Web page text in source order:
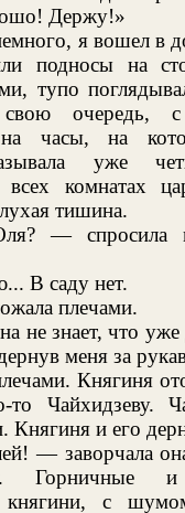
Держу!»
я вошел в
подносы на
тупо
очередь, с
на часы, на
уже
комнатах
тишина.
— спросила
В саду нет.
плечами.
не знает, что
меня за
Княгиня
то Чайхидзеву.
Княгиня и его
— заворчала
Горничные и
княгини, с